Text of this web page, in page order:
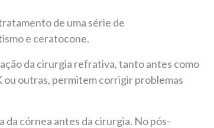
de uma série de
e ceratocone.
da cirurgia refrativa, tanto antes como
ou outras, permitem corrigir problemas
córnea antes da cirurgia. No pós-